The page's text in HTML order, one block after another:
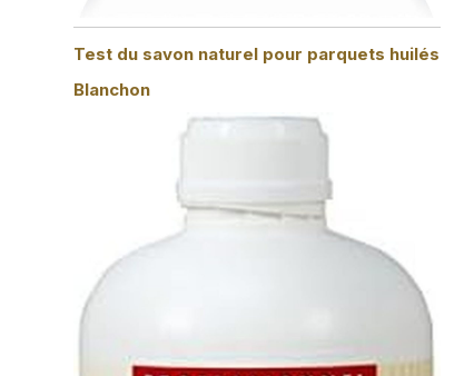
Test du savon naturel pour parquets huilés
Blanchon